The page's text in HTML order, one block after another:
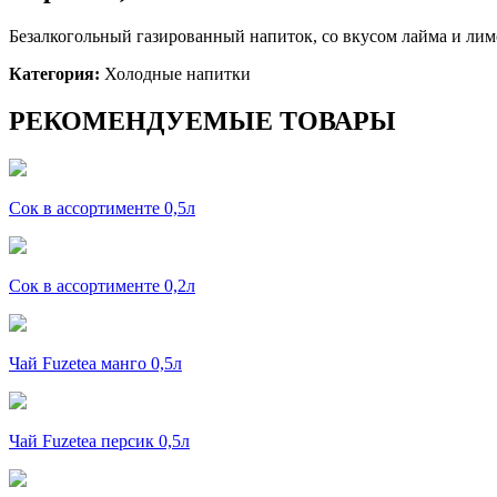
Безалкогольный газированный напиток, со вкусом лайма и
Категория: Холодные напитки
РЕКОМЕНДУЕМЫЕ ТОВАРЫ
Сок в ассортименте 0,5л
Сок в ассортименте 0,2л
Чай Fuzetea манго 0,5л
Чай Fuzetea персик 0,5л